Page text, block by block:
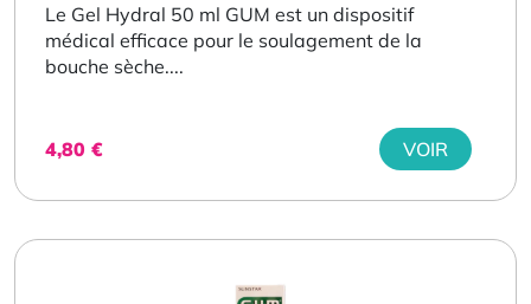
Le Gel Hydral 50 ml GUM est un dispositif
médical efficace pour le soulagement de la
bouche sèche....
4,80 € VOIR